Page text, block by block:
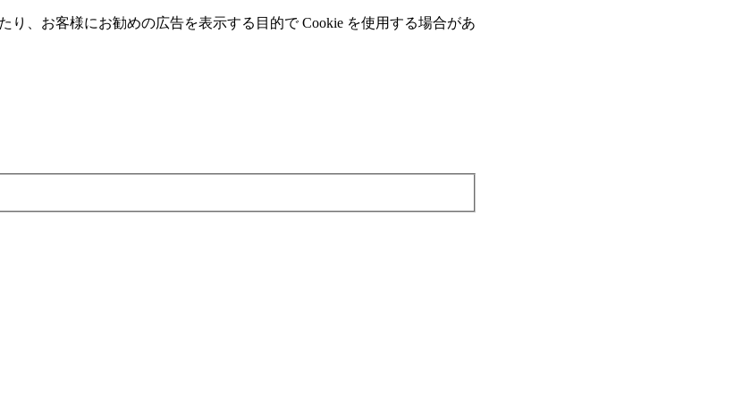
、お客様にお勧めの広告を表⽰する⽬的で Cookie を使⽤する場合があ